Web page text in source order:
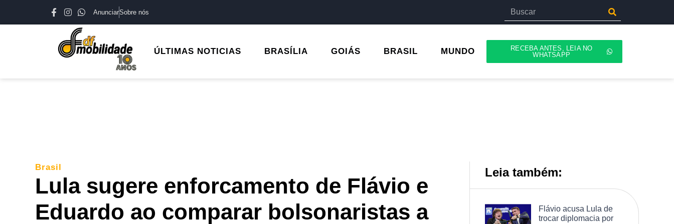
AnunciarSobre nós
ÚLTIMAS NOTICIAS BRASÍLIA GOIÁS BRASIL MUNDO
RECEBA ANTES, LEIA NO
WHATSAPP
Brasil
Lula sugere enforcamento de Flávio e
Eduardo ao comparar bolsonaristas a
Leia também:
Flávio acusa Lula de
trocar diplomacia por